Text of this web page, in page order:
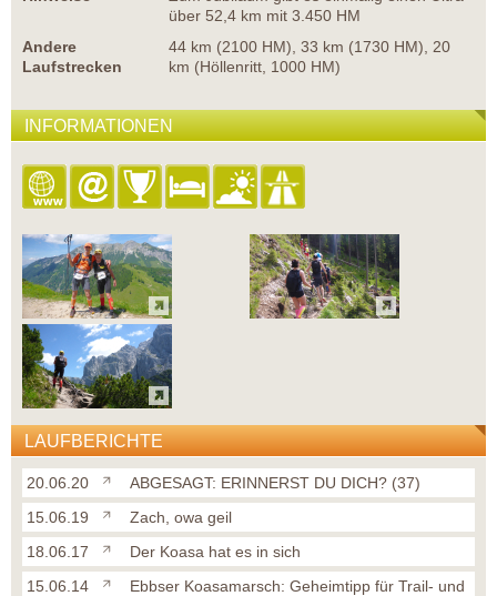
über 52,4 km mit 3.450 HM
Andere
Laufstrecken
44 km (2100 HM), 33 km (1730 HM), 20
km (Höllenritt, 1000 HM)
INFORMATIONEN
LAUFBERICHTE
20.06.20
ABGESAGT: ERINNERST DU DICH? (37)
15.06.19
Zach, owa geil
18.06.17
Der Koasa hat es in sich
15.06.14
Ebbser Koasamarsch: Geheimtipp für Trail- und